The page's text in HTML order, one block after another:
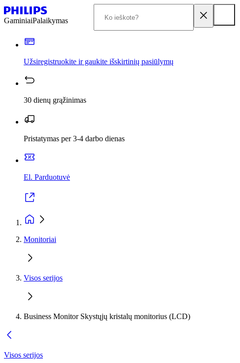
GaminiaiPalaikymas
Užsiregistruokite ir gaukite išskirtinių pasiūlymų
30 dienų grąžinimas
Pristatymas per 3-4 darbo dienas
El. Parduotuvė
Monitoriai
Visos serijos
Business Monitor Skystųjų kristalų monitorius (LCD)
Visos serijos